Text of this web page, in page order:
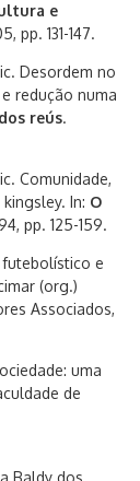
e
pp. 131-147.
Desordem no
redução numa
reús.
Comunidade,
In: O
pp. 125-159.
e
(org.)
Associados,
uma
de
Baldy dos.